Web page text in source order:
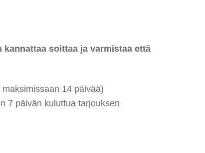
soittaa ja varmistaa että
maksimissaan 14 päivää)
7 päivän kuluttua tarjouksen